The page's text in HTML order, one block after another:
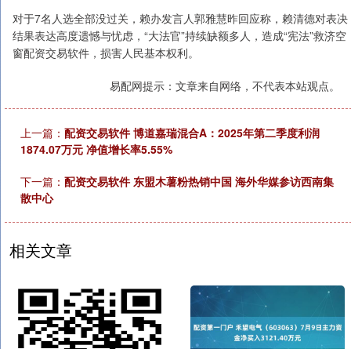
对于7名人选全部没过关，赖办发言人郭雅慧昨回应称，赖清德对表决
结果表达高度遗憾与忧虑，“大法官”持续缺额多人，造成“宪法”救济空
窗配资交易软件，损害人民基本权利。
易配网提示：文章来自网络，不代表本站观点。
上一篇： 配资交易软件 博道嘉瑞混合A：2025年第二季度利润
1874.07万元 净值增长率5.55%
下一篇： 配资交易软件 东盟木薯粉热销中国 海外华媒参访西南集
散中心
相关文章